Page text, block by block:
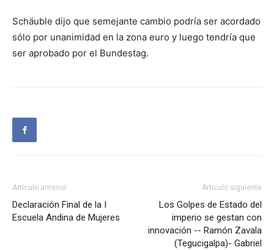
Schäuble dijo que semejante cambio podría ser acordado
sólo por unanimidad en la zona euro y luego tendría que
ser aprobado por el Bundestag.
Artículo anterior
Declaración Final de la I
Escuela Andina de Mujeres
Artículo siguiente
Los Golpes de Estado del
imperio se gestan con
innovación -- Ramón Zavala
(Tegucigalpa)- Gabriel